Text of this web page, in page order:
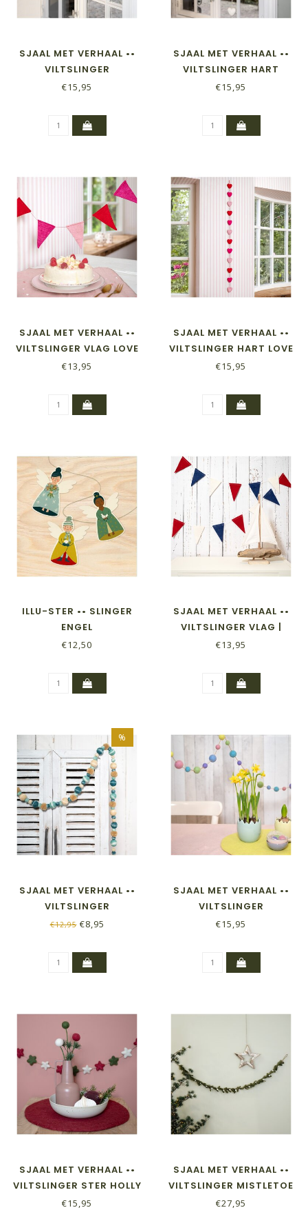
SJAAL MET VERHAAL ••
VILTSLINGER
VILTBALLETJES ROOD-
€15,95
SJAAL MET VERHAAL ••
VILTSLINGER HART
ROOD-WIT-BLAUW
€15,95
SJAAL MET VERHAAL ••
VILTSLINGER VLAG LOVE
€13,95
SJAAL MET VERHAAL ••
VILTSLINGER HART LOVE
€15,95
ILLU-STER •• SLINGER
ENGEL
€12,50
SJAAL MET VERHAAL ••
VILTSLINGER VLAG |
ROOD WIT BLAUW
€13,95
%
SJAAL MET VERHAAL ••
VILTSLINGER
VILTBALLETJES POMPOMS
€12,95€8,95
SJAAL MET VERHAAL ••
VILTSLINGER
VILTBALLETJES MIXED
€15,95
SJAAL MET VERHAAL ••
VILTSLINGER STER HOLLY
BERRY
€15,95
SJAAL MET VERHAAL ••
VILTSLINGER MISTLETOE
€27,95